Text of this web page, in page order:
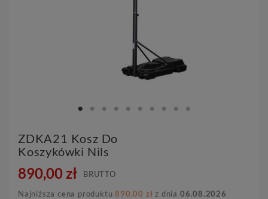
ZDKA21 Kosz Do
Koszykówki Nils
890,00 zł BRUTTO
Najniższa cena produktu890,00 zł z dnia 06.08.2026